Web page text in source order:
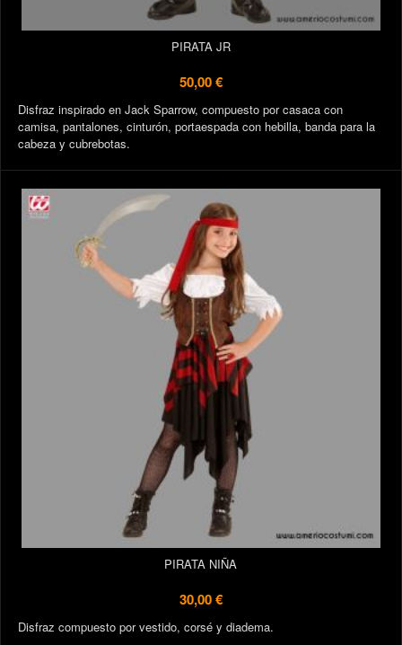
PIRATA JR
50,00 €
Disfraz inspirado en Jack Sparrow, compuesto por casaca con
camisa, pantalones, cinturón, portaespada con hebilla, banda para la
cabeza y cubrebotas.
PIRATA NIÑA
30,00 €
Disfraz compuesto por vestido, corsé y diadema.